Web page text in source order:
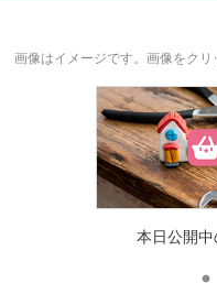
画像はイメージです。 画像をクリ
本日公開